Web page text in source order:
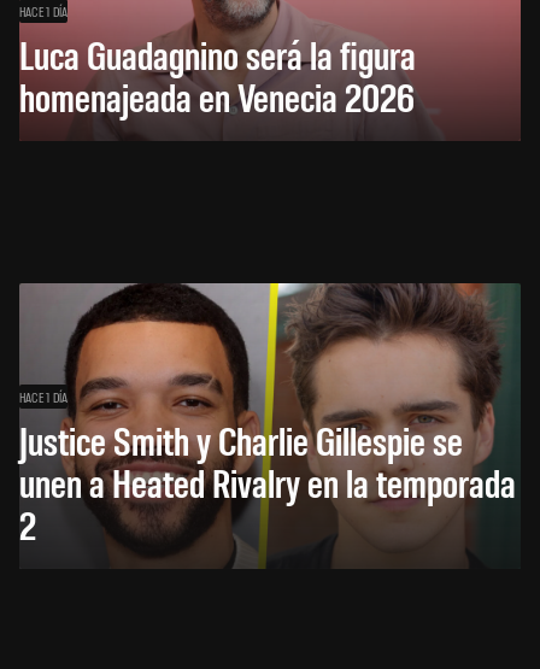
HACE 1 DÍA
Luca Guadagnino será la figura
homenajeada en Venecia 2026
HACE 1 DÍA
Justice Smith y Charlie Gillespie se
unen a Heated Rivalry en la temporada
2